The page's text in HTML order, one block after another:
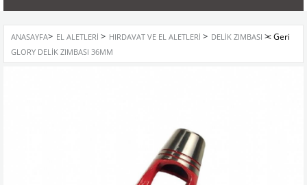
ANASAYFA> EL ALETLERI > HIRDAVAT VE EL ALETLERI > DELIK ZIMBASI >
GLORY DELIK ZIMBASI 36MM